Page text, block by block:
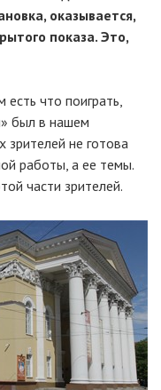
оказывается,
показа. Это,
что поиграть,
был в нашем
зрителей не готова
работы, а ее темы.
части зрителей.